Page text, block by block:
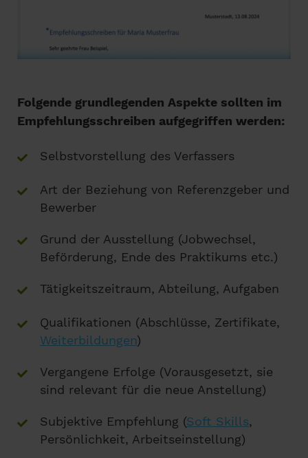
Folgende grundlegenden Aspekte sollten im
Empfehlungsschreiben aufgegriffen werden:
Selbstvorstellung des Verfassers
Art der Beziehung von Referenzgeber und
Bewerber
Grund der Ausstellung (Jobwechsel,
Beförderung, Ende des Praktikums etc.)
Tätigkeitszeitraum, Abteilung, Aufgaben
Qualifikationen (Abschlüsse, Zertifikate,
Weiterbildungen)
Vergangene Erfolge (Vorausgesetzt, sie
sind relevant für die neue Anstellung)
Subjektive Empfehlung (Soft Skills,
Persönlichkeit, Arbeitseinstellung)